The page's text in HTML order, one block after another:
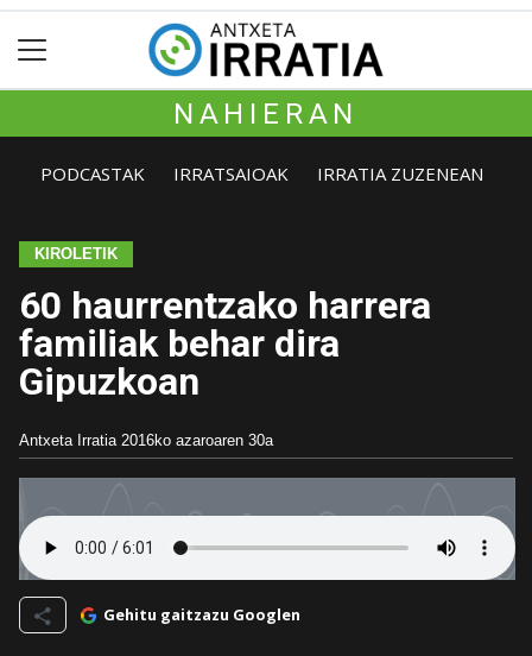
NAHIERAN
PODCASTAK IRRATSAIOAK IRRATIA ZUZENEAN
KIROLETIK
60 haurrentzako harrera
familiak behar dira
Gipuzkoan
Antxeta Irratia 2016ko azaroaren 30a
Gehitu gaitzazu Googlen